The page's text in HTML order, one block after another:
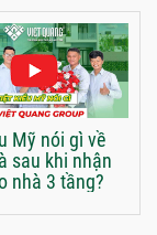
Mỹ nói gì về
sau khi nhận
nhà 3 tầng?